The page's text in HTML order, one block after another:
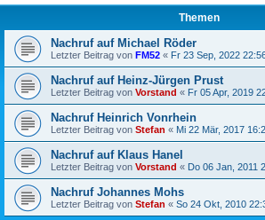
Themen
Nachruf auf Michael Röder
Letzter Beitrag von FM52 « Fr 23 Sep, 2022
Nachruf auf Heinz-Jürgen Prust
Letzter Beitrag von Vorstand « Fr 05 Apr, 2019
Nachruf Heinrich Vonrhein
Letzter Beitrag von Stefan « Mi 22 Mär, 2017
Nachruf auf Klaus Hanel
Letzter Beitrag von Vorstand « Do 06 Jan, 2011
Nachruf Johannes Mohs
Letzter Beitrag von Stefan « So 24 Okt, 2010